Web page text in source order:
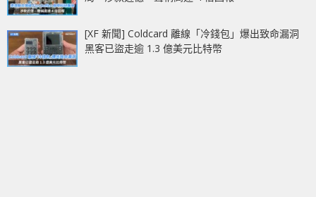
[XF 新聞] Coldcard 離線「冷錢包」爆出致命漏洞
黑客已盜走逾 1.3 億美元比特幣